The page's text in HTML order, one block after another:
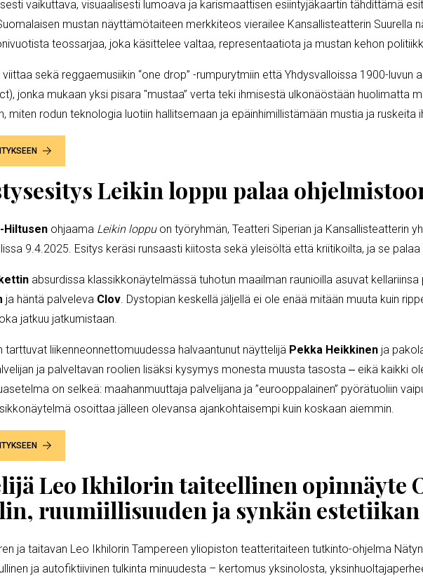
vaikuttava, visuaalisesti lumoava ja karismaattisen esiintyjäkaartin tähdittämä
mustan näyttämötaiteen merkkiteos vierailee Kansallisteatterin Suurella
teossarjaa, joka käsittelee valtaa, representaatiota ja mustan kehon
sekä reggaemusiikin “one drop” -rumpurytmiin että Yhdysvalloissa 1900-luvun
jonka mukaan yksi pisara "mustaa” verta teki ihmisestä ulkonäöstään huolimatta
miten rodun teknologia luotiin hallitsemaan ja epäinhimillistämään mustia ja ruskeita
Leikin loppu palaa
Hiltusen ohjaama Leikin loppu on työryhmän, Teatteri Siperian ja Kansallisteatterin
9.4.2025. Esitys keräsi runsaasti kiitosta sekä yleisöltä että kriitikoilta, ja se
absurdissa klassikkonäytelmässä tuhotun maailman raunioilla asuvat
ja häntä palveleva Clov . Dystopian keskellä jäljellä ei ole enää mitään muuta kuin
jatkuu jatkumistaan.
tarttuvat liikenneonnettomuudessa halvaantunut näyttelijä Pekka Heikkinen ja
ja palveltavan roolien lisäksi kysymys monesta muusta tasosta ‒ eikä kaikki
on selkeä: maahanmuuttaja palvelijana ja ”eurooppalainen” pyörätuoliin
osoittaa jälleen olevansa ajankohtaisempi kuin koskaan aiemmin.
Leo Ikhilorin taiteellinen opinnäyte
ruumiillisuuden ja synkän estetiikan
ja taitavan Leo Ikhilorin Tampereen yliopiston teatteritaiteen tutkinto-ohjelma
ja autofiktiivinen tulkinta minuudesta – kertomus yksinolosta,